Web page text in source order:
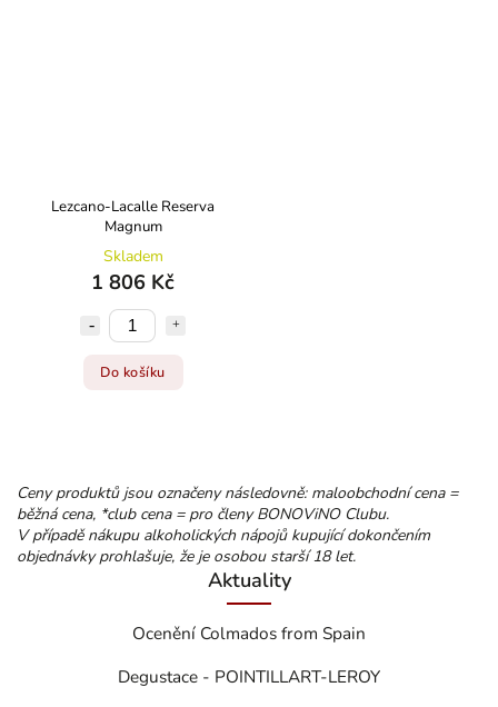
Lezcano-Lacalle Reserva
Magnum
Skladem
1 806 Kč
Do košíku
Ceny produktů jsou označeny následovně: maloobchodní cena =
běžná cena, *club cena = pro členy BONOViNO Clubu.
V případě nákupu alkoholických nápojů kupující dokončením
objednávky prohlašuje, že je osobou starší 18 let.
Aktuality
Ocenění Colmados from Spain
Degustace - POINTILLART-LEROY